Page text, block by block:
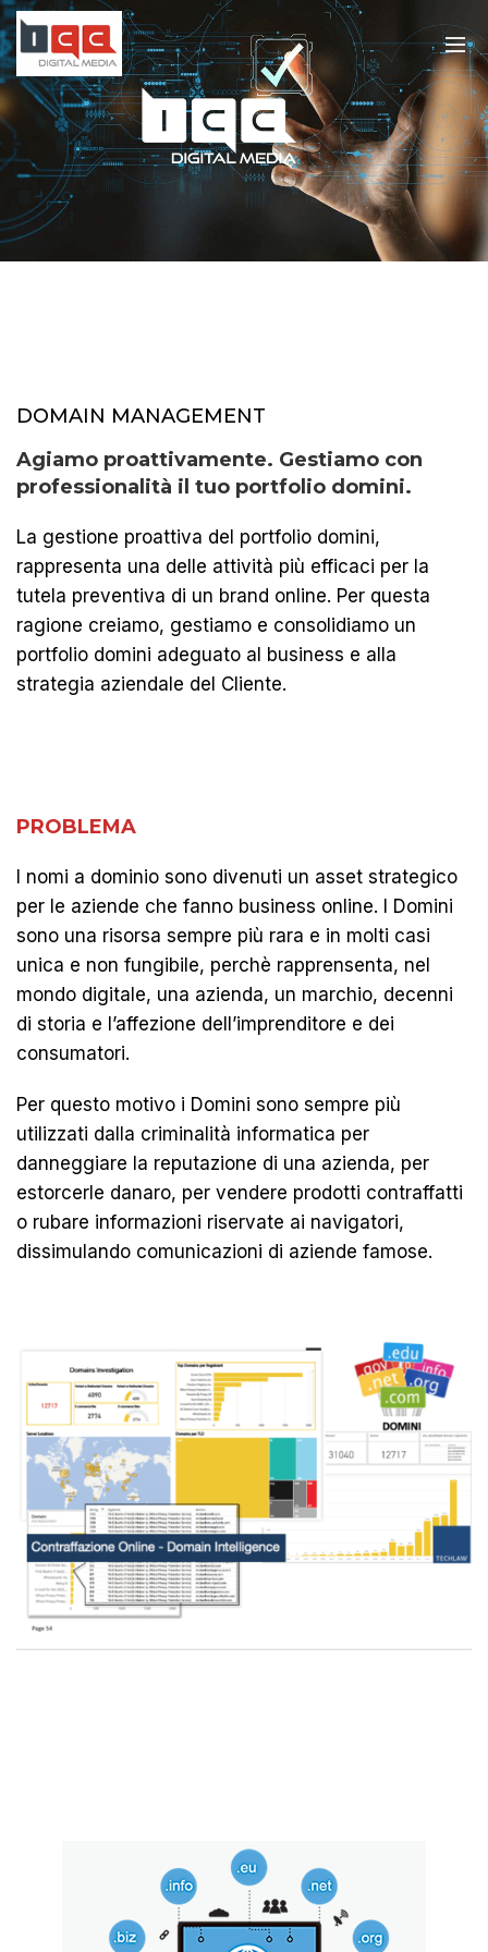
DOMAIN MANAGEMENT
Agiamo proattivamente. Gestiamo con
professionalità il tuo portfolio domini.
La gestione proattiva del portfolio domini,
rappresenta una delle attività più efficaci per la
tutela preventiva di un brand online. Per questa
ragione creiamo, gestiamo e consolidiamo un
portfolio domini adeguato al business e alla
strategia aziendale del Cliente.
PROBLEMA
I nomi a dominio sono divenuti un asset strategico
per le aziende che fanno business online. I Domini
sono una risorsa sempre più rara e in molti casi
unica e non fungibile, perchè rapprensenta, nel
mondo digitale, una azienda, un marchio, decenni
di storia e l’affezione dell’imprenditore e dei
consumatori.
Per questo motivo i Domini sono sempre più
utilizzati dalla criminalità informatica per
danneggiare la reputazione di una azienda, per
estorcerle danaro, per vendere prodotti contraffatti
o rubare informazioni riservate ai navigatori,
dissimulando comunicazioni di aziende famose.